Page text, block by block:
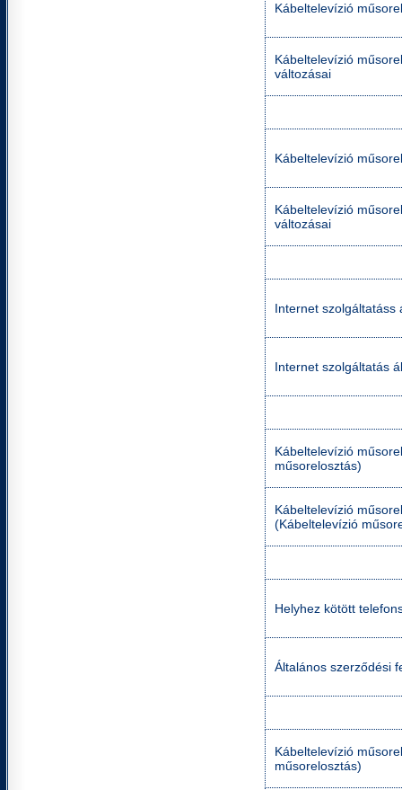
Kábeltelevízió
Kábeltelevízió
változásai
Kábeltelevízió
Kábeltelevízió
változásai
Internet szolgáltatáss
Internet szolgáltatás
Kábeltelevízió
műsorelosztás)
Kábeltelevízió
(Kábeltelevízió
Helyhez kötött
Általános szerződési
Kábeltelevízió
műsorelosztás)